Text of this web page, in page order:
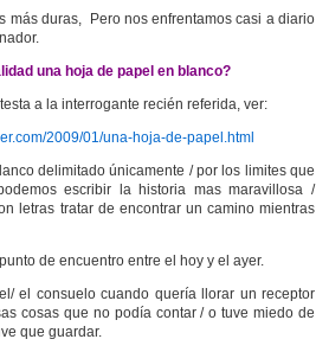
más duras, Pero nos enfrentamos casi a diario
una hoja de papel en blanco?
a la interrogante recién referida, ver:
2009/01/una-hoja-de-papel.html
delimitado únicamente / por los limites que
escribir la historia mas maravillosa /
letras tratar de encontrar un camino mientras
de encuentro entre el hoy y el ayer.
el consuelo cuando quería llorar un receptor
cosas que no podía contar / o tuve miedo de
que guardar.